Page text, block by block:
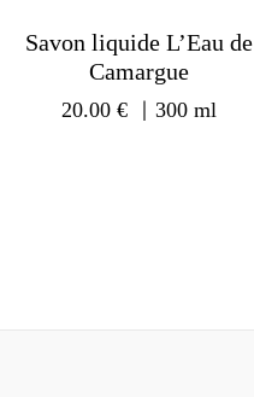
Savon liquide L’Eau de
Camargue
20.00€ ｜300 ml